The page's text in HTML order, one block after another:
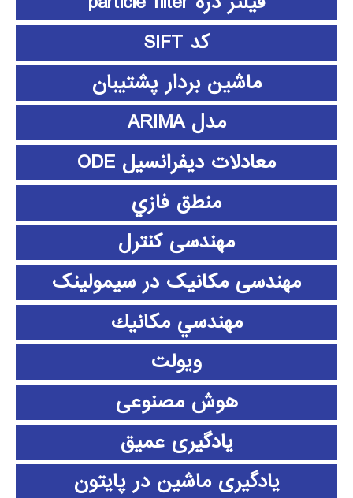
کد SIFT
ماشین بردار پشتیبان
مدل ARIMA
معادلات دیفرانسیل ODE
منطق فازي
مهندسی کنترل
مهندسی مکانیک در سیمولینک
مهندسي مكانيك
ویولت
هوش مصنوعی
یادگیری عمیق
یادگیری ماشین در پایتون